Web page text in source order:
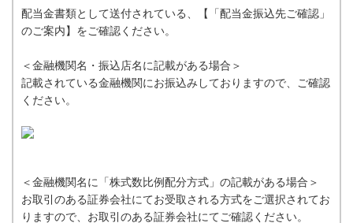
配当金書類として送付されている、【「配当金振込先ご確認」
のご案内】をご確認ください。
＜金融機関名・振込店名に記載がある場合＞
記載されている金融機関にお振込みしておりますので、ご確認
ください。
＜金融機関名に「株式数比例配分方式」の記載がある場合＞
お取引のある証券会社にてお受取される方式をご選択されてお
りますので、お取引のある証券会社にてご確認ください。